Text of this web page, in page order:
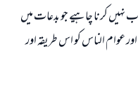
نہيں كرنا چاہيے جو بدعات ميں
عوام الناس كو اس طريقہ اور